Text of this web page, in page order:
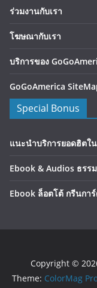
ร่วมงานกับเรา
โฆษณากับเรา
บริการของ
GoGoAmerica
Special Bonus
แนะนำบริการยอดฮิตใน
Ebook & Audios ธรร
Ebook ล็อตโต้ กรีนกา
Copyright ©
Theme: ColorMag